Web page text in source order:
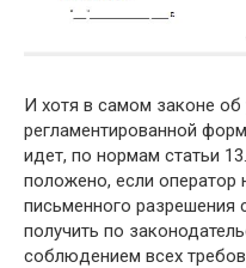
И хотя в самом законе об
регламентированной
идет, по нормам статьи
положено, если оператор
письменного разрешения
получить по
соблюдением всех